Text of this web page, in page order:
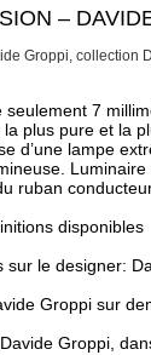
–
Groppi, collection
7
la plus pure et la
d’une lampe
ruban
disponibles
sur le designer:
Groppi sur
Groppi,